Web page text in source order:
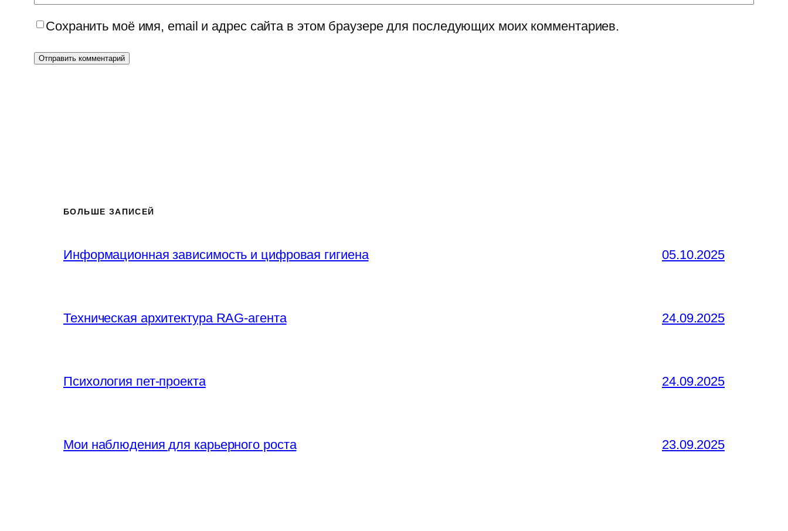
Сохранить моё имя, email и адрес сайта в этом браузере для последующих моих комментариев.
БОЛЬШЕ ЗАПИСЕЙ
Информационная зависимость и цифровая гигиена 05.10.2025
Техническая архитектура RAG-агента 24.09.2025
Психология пет-проекта 24.09.2025
Мои наблюдения для карьерного роста 23.09.2025